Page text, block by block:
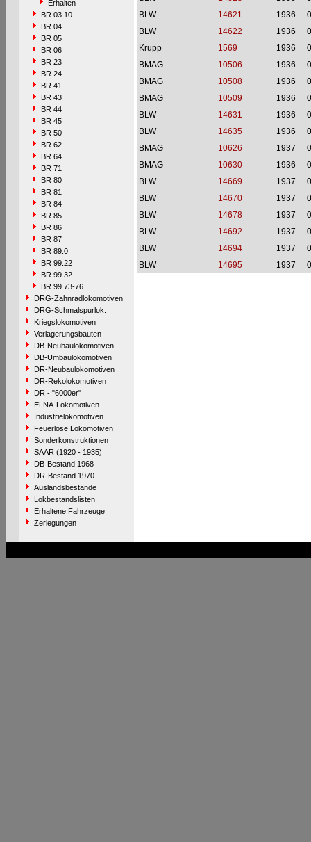
Erhalten
BR 03.10
BR 04
BR 05
BR 06
BR 23
BR 24
BR 41
BR 43
BR 44
BR 45
BR 50
BR 62
BR 64
BR 71
BR 80
BR 81
BR 84
BR 85
BR 86
BR 87
BR 89.0
BR 99.22
BR 99.32
BR 99.73-76
DRG-Zahnradlokomotiven
DRG-Schmalspurlok.
Kriegslokomotiven
Verlagerungsbauten
DB-Neubaulokomotiven
DB-Umbaulokomotiven
DR-Neubaulokomotiven
DR-Rekolokomotiven
DR - "6000er"
ELNA-Lokomotiven
Industrielokomotiven
Feuerlose Lokomotiven
Sonderkonstruktionen
SAAR (1920 - 1935)
DB-Bestand 1968
DR-Bestand 1970
Auslandsbestände
Lokbestandslisten
Erhaltene Fahrzeuge
Zerlegungen
BLW
14621 1936
BLW
14622 1936
Krupp
1569 1936
BMAG
10506 1936
BMAG
10508 1936
BMAG
10509 1936
BLW
14631 1936
BLW
14635 1936
BMAG
10626 1937
BMAG
10630 1936
BLW
14669 1937
BLW
14670 1937
BLW
14678 1937
BLW
14692 1937
BLW
14694 1937
BLW
14695 1937